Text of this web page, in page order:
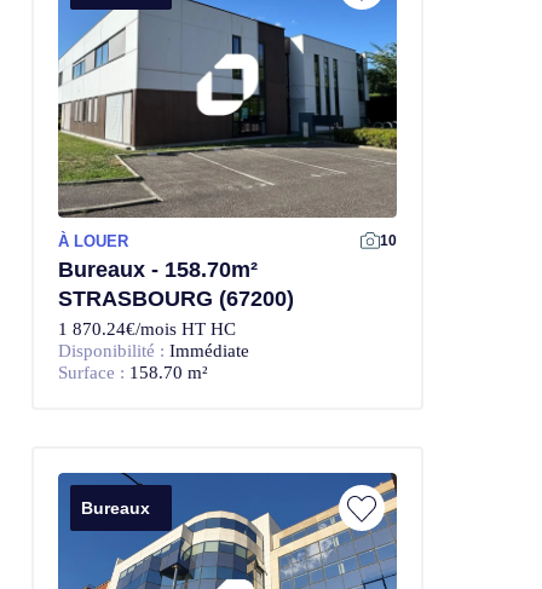
À LOUER 10
Bureaux - 158.70m²
STRASBOURG (67200)
1 870.24€/mois HT HC
Disponibilité : Immédiate
Surface : 158.70 m²
Bureaux